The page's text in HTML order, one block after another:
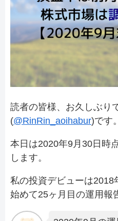
読者の皆様、お久しぶり
(@RinRin_aoihabur)です。
本日は2020年9月30日時
します。
私の投資デビューは2018
始めて25ヶ月目の運用報